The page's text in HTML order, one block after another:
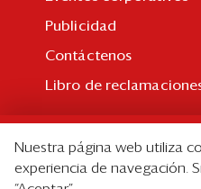
Publicidad
Contáctenos
Libro de
Suscripción individual
Nuestra página web utiliza
experiencia de navegación.